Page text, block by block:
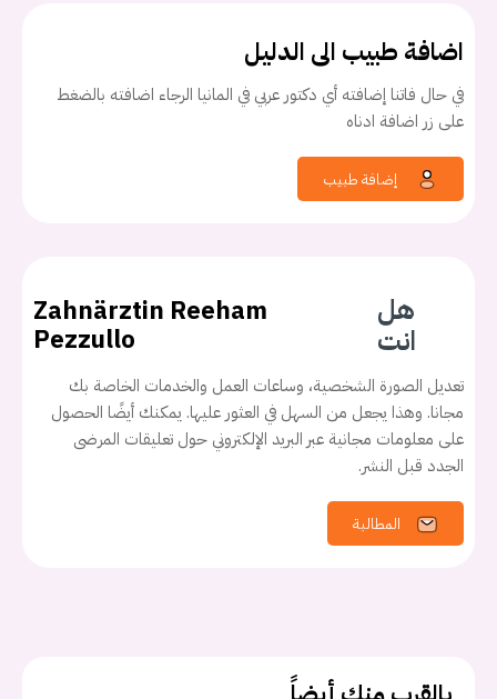
يجب عليك تسجيل الدخول حتى يمكنك طرح سؤال.
هل نسيت كلمة السر؟
اضافة طبيب الى الدليل
في حال فاتنا إضافته أي دكتور عربي في المانيا الرجاء اضافته بالضغط
على زر اضافة ادناه
هل
انت
Zahnärztin Reeham
Pezzullo
تعديل الصورة الشخصية، وساعات العمل والخدمات الخاصة بك
مجانا. وهذا يجعل من السهل في العثور عليها. يمكنك أيضًا الحصول
على معلومات مجانية عبر البريد الإلكتروني حول تعليقات المرضى
الجدد قبل النشر.
المطالبة